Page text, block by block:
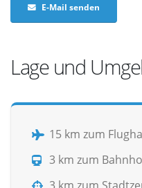
E-Mail senden
Lage und
15 km zum
3 km zum
3 km zum